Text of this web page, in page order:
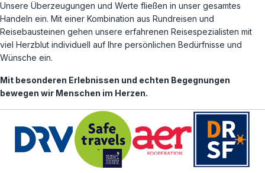
Unsere Überzeugungen und Werte fließen in unser gesamtes
Handeln ein. Mit einer Kombination aus Rundreisen und
Reisebausteinen gehen unsere erfahrenen Reisespezialisten mit
viel Herzblut individuell auf Ihre persönlichen Bedürfnisse und
Wünsche ein.
Mit besonderen Erlebnissen und echten Begegnungen
bewegen wir Menschen im Herzen.